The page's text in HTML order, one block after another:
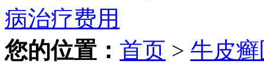
病治疗费用
您的位置： 首页 > 牛皮